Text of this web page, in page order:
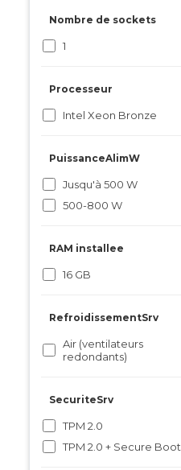
Nombre de sockets
1
Processeur
Intel Xeon Bronze
PuissanceAlimW
Jusqu'à 500 W
500-800 W
RAM installee
16 GB
RefroidissementSrv
Air (ventilateurs
redondants)
SecuriteSrv
TPM 2.0
TPM 2.0 + Secure Boot